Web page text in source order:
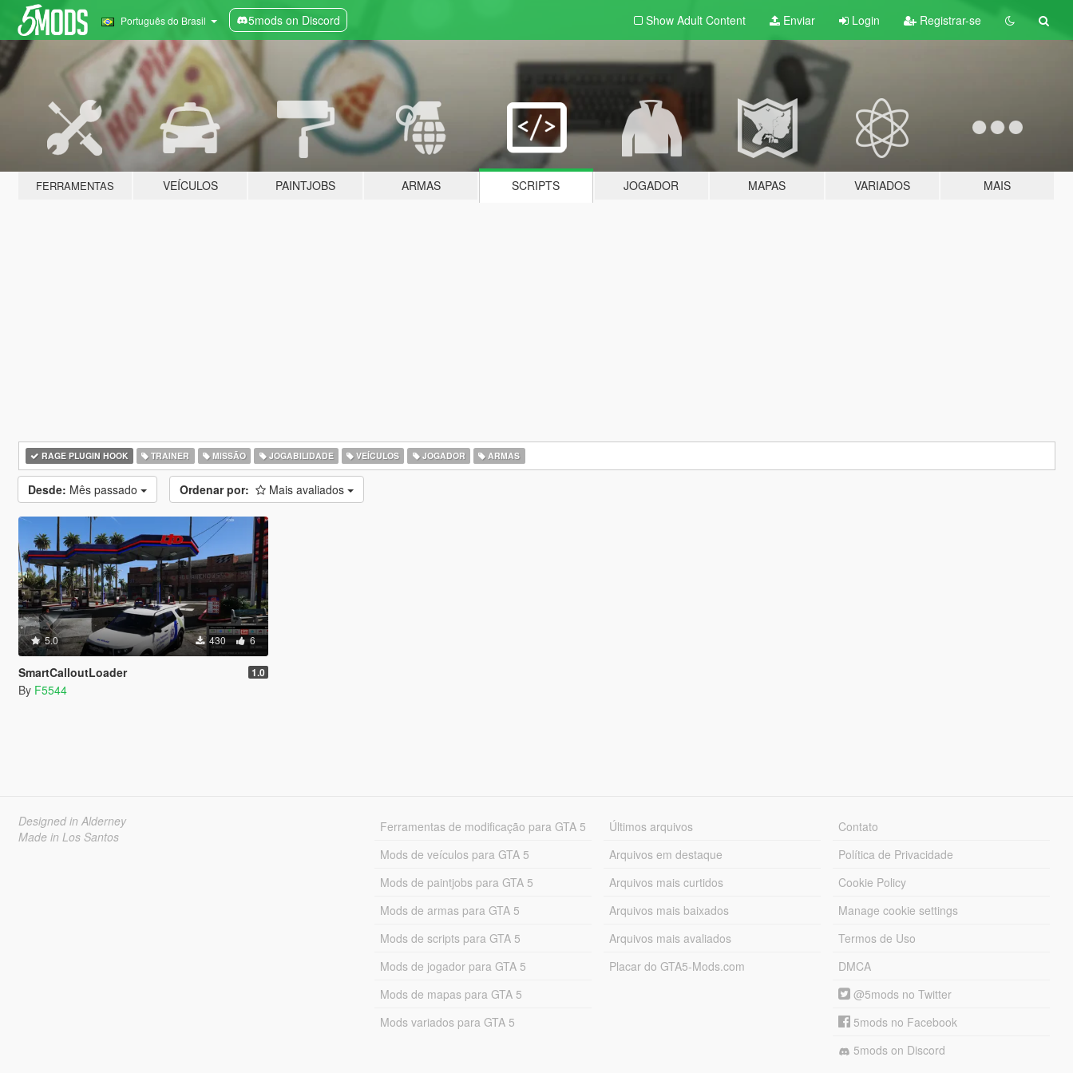
Português do Brasil 5mods on Discord Show Adult Content Enviar Login Registrar-se
FERRAMENTAS VEÍCULOS PAINTJOBS ARMAS SCRIPTS JOGADOR MAPAS VARIADOS MAIS
RAGE PLUGIN HOOK TRAINER MISSÃO JOGABILIDADE VEÍCULOS JOGADOR ARMAS
Desde: Mês passado Ordenar por: Mais avaliados
5.0 430 6
SmartCalloutLoader 1.0
By F5544
Designed in Alderney
Made in Los Santos
Ferramentas de modificação para GTA 5
Mods de veículos para GTA 5
Mods de paintjobs para GTA 5
Mods de armas para GTA 5
Mods de scripts para GTA 5
Mods de jogador para GTA 5
Mods de mapas para GTA 5
Mods variados para GTA 5
Últimos arquivos
Arquivos em destaque
Arquivos mais curtidos
Arquivos mais baixados
Arquivos mais avaliados
Placar do GTA5-Mods.com
Contato
Política de Privacidade
Cookie Policy
Manage cookie settings
Termos de Uso
DMCA
@5mods no Twitter
5mods no Facebook
5mods on Discord